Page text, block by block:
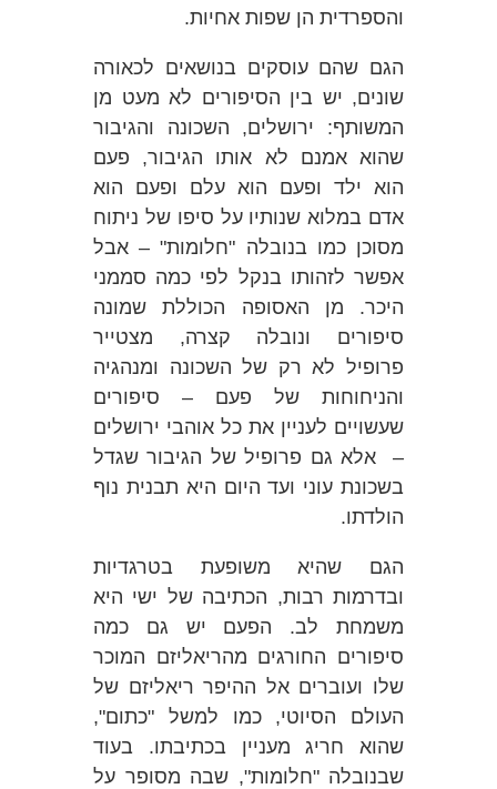
והספרדית הן שפות אחיות.
הגם שהם עוסקים בנושאים לכאורה
שונים, יש בין הסיפורים לא מעט מן
המשותף: ירושלים, השכונה והגיבור
שהוא אמנם לא אותו הגיבור, פעם
הוא ילד ופעם הוא עלם ופעם הוא
אדם במלוא שנותיו על סיפו של ניתוח
מסוכן כמו בנובלה "חלומות" – אבל
אפשר לזהותו בנקל לפי כמה סממני
היכר. מן האסופה הכוללת שמונה
סיפורים ונובלה קצרה, מצטייר
פרופיל לא רק של השכונה ומנהגיה
והניחוחות של פעם – סיפורים
שעשויים לעניין את כל אוהבי ירושלים
–
אלא גם פרופיל של הגיבור שגדל
בשכונת עוני ועד היום היא תבנית נוף
הולדתו.
הגם שהיא משופעת בטרגדיות
ובדרמות רבות, הכתיבה של ישי היא
משמחת לב. הפעם יש גם כמה
סיפורים החורגים מהריאליזם המוכר
שלו ועוברים אל ההיפר ריאליזם של
העולם הסיוטי, כמו למשל "כתום",
שהוא חריג מעניין בכתיבתו. בעוד
שבנובלה "חלומות", שבה מסופר על